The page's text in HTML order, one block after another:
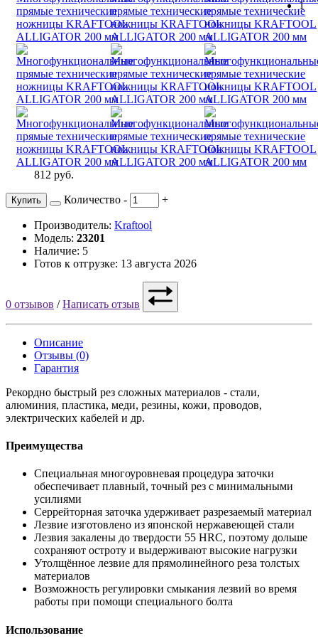
1
812 руб.
Купить Количество - +
Производитель: Kraftool
Модель: 23201
Наличие: 5
Готов к отгрузке: 13 августа 2026
0 отзывов /Написать отзыв
Описание
Отзывы (0)
Гарантия
Рекордно быстрый рез сложных материалов - стали,
алюминия, пластика, меди, резины, кожи, проводов,
электрических кабелей и др.
Преимущества
Специальная многоуровневая процедура заточки
обеспечивает плавный, точный рез с минимальными
усилиями
Серрейторная заточка удерживает разрезаемый материал
Лезвие изготовлено из японской нержавеющей стали
Лезвия закалены до твердости 55 HRC, поэтому дольше
сохраняют остроту и выдерживают высокие нагрузки
Утолщённое лезвие для прямолинейного реза толстых
материалов
Возможность регулировки смыкания лезвий во время
работы при помощи специального болта
Использование